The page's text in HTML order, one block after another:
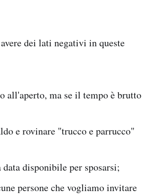
dei lati negativi in queste
all'aperto, ma se il tempo è brutto
e rovinare "trucco e parrucco"
disponibile per sposarsi;
persone che vogliamo invitare